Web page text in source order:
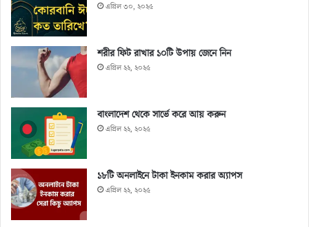
এপ্রিল ৩০, ২০২৫
শরীর ফিট রাখার ১০টি উপায় জেনে নিন
এপ্রিল ২২, ২০২৫
বাংলাদেশ থেকে সার্ভে করে আয় করুন
এপ্রিল ২২, ২০২৫
১৮টি অনলাইনে টাকা ইনকাম করার অ্যাপস
এপ্রিল ২২, ২০২৫